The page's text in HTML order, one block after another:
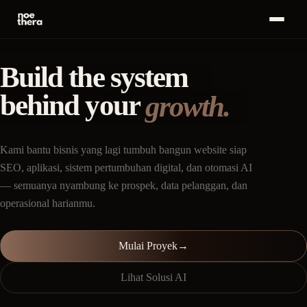
Beranda
Layanan
02·+
Portofolio03
Insight
Tentang05
Mulai
Proyek
Build the system
behind yourgrowth.
Kami bantu bisnis yang lagi tumbuh bangun website siap
SEO, aplikasi, sistem pertumbuhan digital, dan otomasi AI
— semuanya nyambung ke prospek, data pelanggan, dan
operasional harianmu.
Mulai Proyek→
Lihat Solusi AI